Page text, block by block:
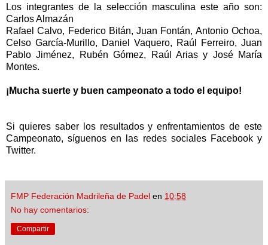
Los integrantes de la selección masculina este año son:
Carlos Almazán
Rafael Calvo, Federico Bitán, Juan Fontán, Antonio Ochoa,
Celso García-Murillo, Daniel Vaquero, Raú l Ferreiro, Juan
Pablo Jiménez, Rubén Gómez, Raú l Arias y José María
Montes.
¡ Mucha suerte y buen campeonato a todo el equipo!
Si quieres saber los resultados y enfrentamientos de este
Campeonato, síguenos en las redes sociales Facebook y
Twitter.
FMP Federación Madrileña de Padel en 10:58
No hay comentarios:
Compartir